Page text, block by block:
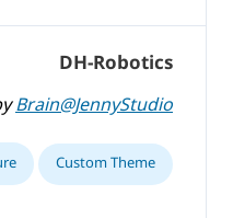
DH-Robotics
Brain@JennyStudio
Custom Theme